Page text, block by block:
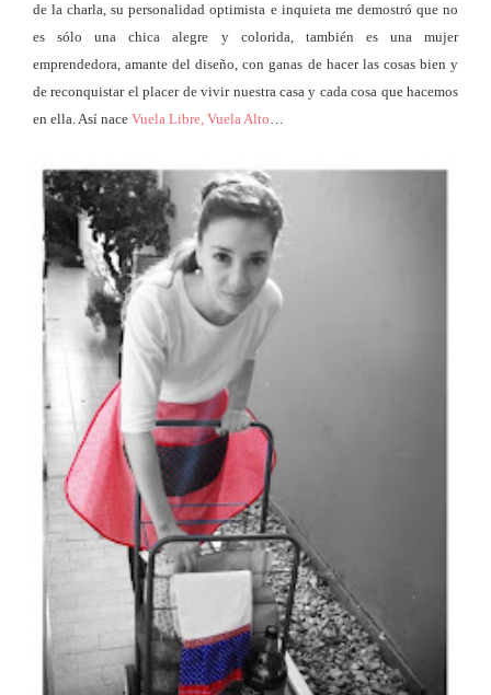
de la charla, su personalidad optimista e inquieta me demostró que no
es sólo una chica alegre y colorida, también es una mujer
emprendedora, amante del diseño, con ganas de hacer las cosas bien y
de reconquistar el placer de vivir nuestra casa y cada cosa que hacemos
en ella. Así nace Vuela Libre, Vuela Alto…